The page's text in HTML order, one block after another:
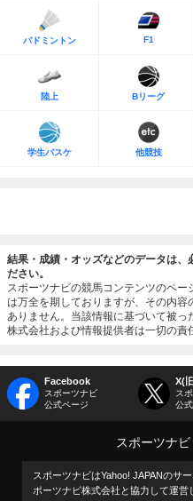
バドミントン F1
陸上 Bリーグ
学生バスケ 他競技
結果・成績・オッズなどのデータは、
ださい。
スポーツナビの競馬コンテンツのペ
は万全を期しておりますが、その内
ありません。当該情報に基づいて被
株式会社および情報提供者は一切の責
Facebook
スポーツナビ
公式ページ
X(
ス
公
スポーツナビ
スポーツナビはYahoo! JAPANのサ
ポーツナビ株式会社と協力して運営